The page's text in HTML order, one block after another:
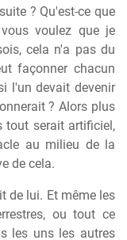
? Qu'est-ce que
voulez que je
cela n'a pas du
façonner chacun
l'un devait devenir
? Alors plus
tout serait artificiel,
au milieu de la
de cela.
de lui. Et même les
ou tout ce
les uns les autres